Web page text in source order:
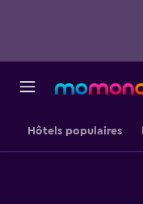
Hôtels populaires